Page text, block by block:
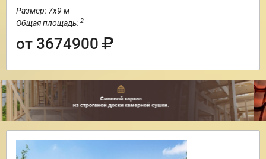
Размер: 7х9 м
Общая площадь: 2
от 3674900